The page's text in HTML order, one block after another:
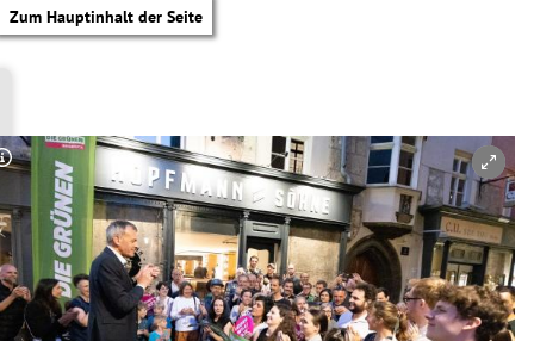
Zum Hauptinhalt der Seite
Copyright-Hinweis öffnen/schließen